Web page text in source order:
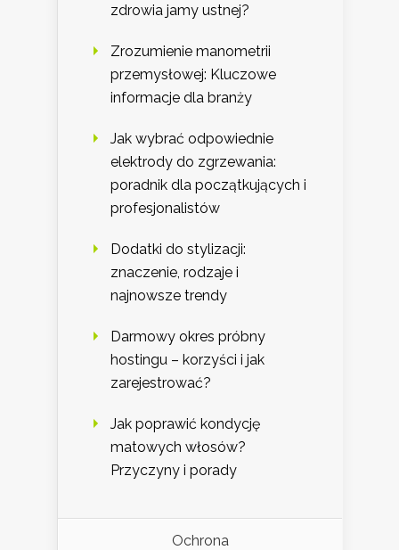
zdrowia jamy ustnej?
Zrozumienie manometrii
przemysłowej: Kluczowe
informacje dla branży
Jak wybrać odpowiednie
elektrody do zgrzewania:
poradnik dla początkujących i
profesjonalistów
Dodatki do stylizacji:
znaczenie, rodzaje i
najnowsze trendy
Darmowy okres próbny
hostingu – korzyści i jak
zarejestrować?
Jak poprawić kondycję
matowych włosów?
Przyczyny i porady
Ochrona